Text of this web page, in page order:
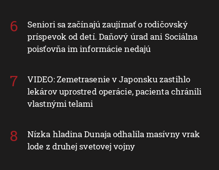
Seniori sa začínajú zaujímať o rodičovský
príspevok od detí. Daňový úrad ani Sociálna
poisťovňa im informácie nedajú
VIDEO: Zemetrasenie v Japonsku zastihlo
lekárov uprostred operácie, pacienta chránili
vlastnými telami
Nízka hladina Dunaja odhalila masívny vrak
lode z druhej svetovej vojny